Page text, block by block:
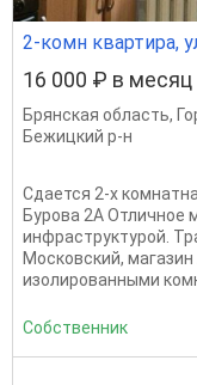
2-комн квартира,
16 000 ₽ в месяц
Брянская область,
Бежицкий р-н
Сдается 2-х
Бурова 2А Отличное
инфраструктурой.
Московский,
изолированными
Собственник